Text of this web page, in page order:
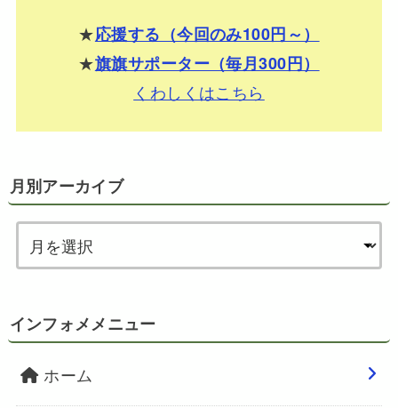
★応援する（今回のみ100円～）
★旗旗サポーター（毎月300円）
くわしくはこちら
月別アーカイブ
インフォメメニュー
ホーム